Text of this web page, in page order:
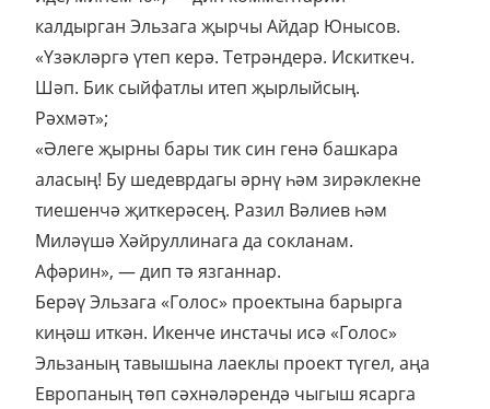
калдырган Эльзага җырчы Айдар Юнысов.
«Үзәкләргә үтеп керә. Тетрәндерә. Искиткеч.
Шәп. Бик сыйфатлы итеп җырлыйсың.
Рәхмәт»;
«Әлеге җырны бары тик син генә башкара
аласың! Бу шедеврдагы әрнү һәм зирәклекне
тиешенчә җиткерәсең. Разил Вәлиев һәм
Миләүшә Хәйруллинага да сокланам.
Афәрин», — дип тә язганнар.
Берәү Эльзага «Голос» проектына барырга
киңәш иткән. Икенче инстачы исә «Голос»
Эльзаның тавышына лаеклы проект түгел, аңа
Европаның төп сәхнәләрендә чыгыш ясарга